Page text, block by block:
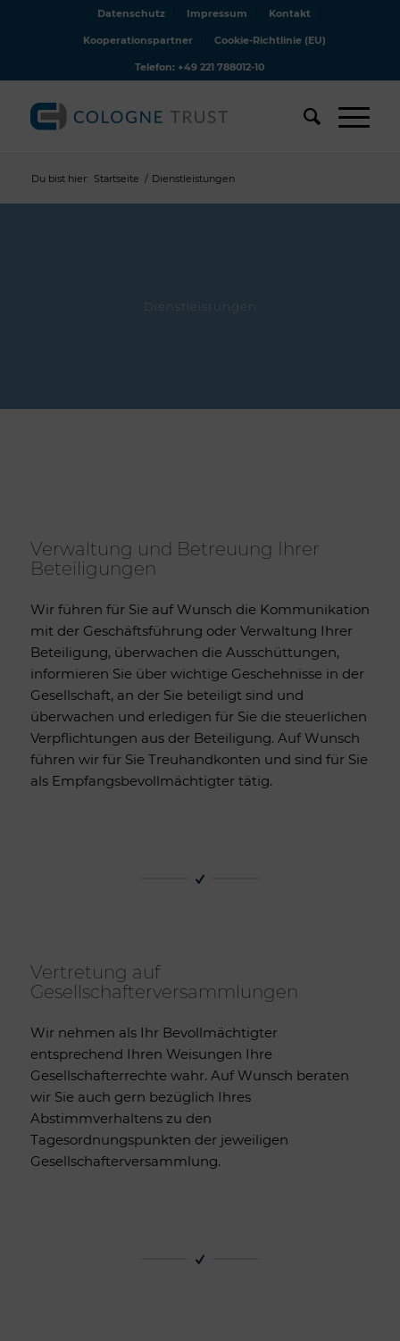
Datenschutz Impressum Kontakt
Kooperationspartner Cookie-Richtlinie (EU)
Telefon: +49 221 788012-10
Du bist hier: Startseite / Dienstleistungen
Dienstleistungen
Verwaltung und Betreuung Ihrer
Beteiligungen
Wir führen für Sie auf Wunsch die Kommunikation
mit der Geschäftsführung oder Verwaltung Ihrer
Beteiligung, überwachen die Ausschüttungen,
informieren Sie über wichtige Geschehnisse in der
Gesellschaft, an der Sie beteiligt sind und
überwachen und erledigen für Sie die steuerlichen
Verpflichtungen aus der Beteiligung. Auf Wunsch
führen wir für Sie Treuhandkonten und sind für Sie
als Empfangsbevollmächtigter tätig.
Vertretung auf
Gesellschafterversammlungen
Wir nehmen als Ihr Bevollmächtigter
entsprechend Ihren Weisungen Ihre
Gesellschafterrechte wahr. Auf Wunsch beraten
wir Sie auch gern bezüglich Ihres
Abstimmverhaltens zu den
Tagesordnungspunkten der jeweiligen
Gesellschafterversammlung.